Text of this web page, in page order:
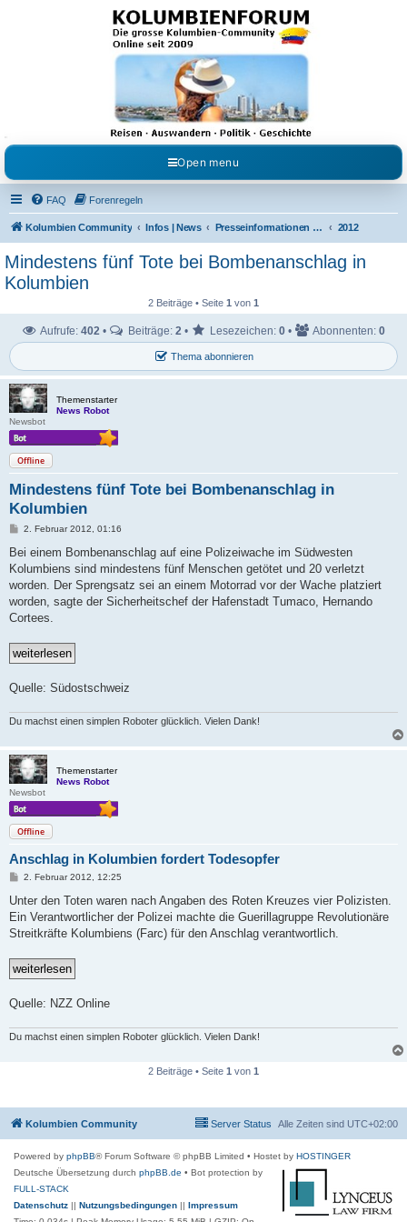
Kolumbienforum - Das
grosse Forum der
Freunde Kolumbiens
Reisen, Auswandern, Kultur, Politik, Geschichte und Visum in Kolumbien und Venezuela.
Austausch, Erfahrungen und Gemeinschaft im Kolumbienforum
Open menu
FAQ Forenregeln
Kolumbien Community Infos | News Presseinformationen & Neuigkeiten 2012
Mindestens fünf Tote bei Bombenanschlag in
Kolumbien
2 Beiträge • Seite 1 von 1
Thema abonnieren
Aufrufe: 402 • Beiträge: 2 • Lesezeichen: 0 • Abonnenten: 0
Themenstarter
News Robot
Newsbot
Offline
Mindestens fünf Tote bei Bombenanschlag in
Kolumbien
B
i
r
a
2. Februar 2012, 01:16
Bei einem Bombenanschlag auf eine Polizeiwache im Südwesten
Kolumbiens sind mindestens fünf Menschen getötet und 20 verletzt
worden. Der Sprengsatz sei an einem Motorrad vor der Wache platziert
worden, sagte der Sicherheitschef der Hafenstadt Tumaco, Hernando
Cortees.
Quelle: Südostschweiz
Du machst einen simplen Roboter glücklich. Vielen Dank!
Themenstarter
News Robot
Newsbot
Offline
Anschlag in Kolumbien fordert Todesopfer
B
i
r
a
2. Februar 2012, 12:25
Unter den Toten waren nach Angaben des Roten Kreuzes vier Polizisten.
Ein Verantwortlicher der Polizei machte die Guerillagruppe Revolutionäre
Streitkräfte Kolumbiens (Farc) für den Anschlag verantwortlich.
Quelle: NZZ Online
Du machst einen simplen Roboter glücklich. Vielen Dank!
2 Beiträge • Seite 1 von 1
Kolumbien Community Alle Zeiten sind UTC+02:00
Server Status
Powered by phpBB® Forum Software © phpBB Limited • Hostet by HOSTINGER
Deutsche Übersetzung durch phpBB.de • Bot protection by
FULL-STACK
Datenschutz
Nutzungsbedingungen
Impressum